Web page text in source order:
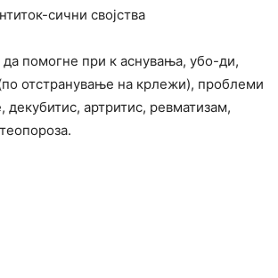
сични својства
помогне при к аснувања, убо-ди,
отстранување на крлежи), проблеми
декубитис, артритис, ревматизам,